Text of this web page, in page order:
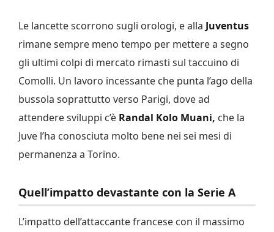
Le lancette scorrono sugli orologi, e alla Juventus
rimane sempre meno tempo per mettere a segno
gli ultimi colpi di mercato rimasti sul taccuino di
Comolli. Un lavoro incessante che punta l’ago della
bussola soprattutto verso Parigi, dove ad
attendere sviluppi c’è Randal Kolo Muani, che la
Juve l’ha conosciuta molto bene nei sei mesi di
permanenza a Torino.
Quell’impatto devastante con la Serie A
L’impatto dell’attaccante francese con il massimo